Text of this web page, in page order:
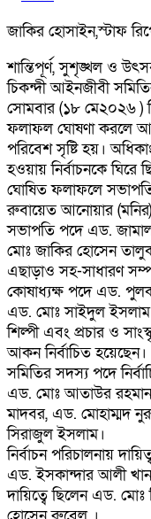
জাকির হোসাইন,স্টাফ
শান্তিপূর্ণ, সুশৃঙ্খল ও
চিকন্দী আইনজীবী
সোমবার (১৮ মে২০২৬ )
ফলাফল ঘোষণা করলে
পরিবেশ সৃষ্টি হয়। অধিকাংশ
হওয়ায় নির্বাচনকে ঘিরে
ঘোষিত ফলাফলে
রুবায়েত আনোয়ার
সভাপতি পদে এড.
মোঃ জাকির হোসেন
এছাড়াও সহ-সাধারণ
কোষাধ্যক্ষ পদে এড. পুলক
এড. মোঃ সাইদুল ইসলাম
শিল্পী এবং প্রচার ও
আকন নির্বাচিত হয়েছেন।
সমিতির সদস্য পদে
এড. মোঃ আতাউর
মাদবর, এড. মোহাম্মদ
সিরাজুল ইসলাম।
নির্বাচন পরিচালনায়
এড. ইসকান্দার আলী
দায়িত্বে ছিলেন এড.